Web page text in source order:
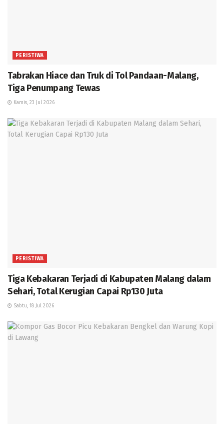
PERISTIWA
Tabrakan Hiace dan Truk di Tol Pandaan-Malang,
Tiga Penumpang Tewas
Kamis, 23 Jul 2026
PERISTIWA
Tiga Kebakaran Terjadi di Kabupaten Malang dalam
Sehari, Total Kerugian Capai Rp130 Juta
Sabtu, 18 Jul 2026